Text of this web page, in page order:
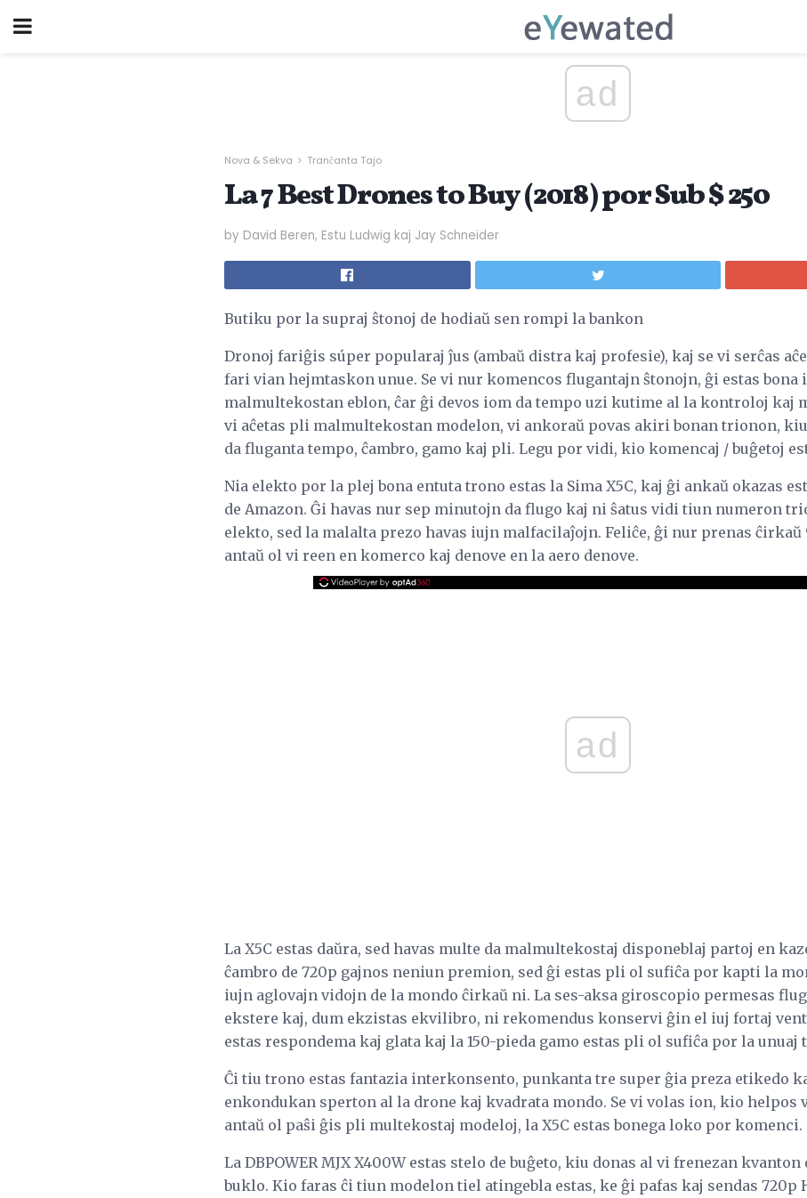
ad
Nova & Sekva Tranĉanta Tajo
La 7 Best Drones to Buy (2018) por Sub $ 250
by David Beren, Estu Ludwig kaj Jay Schneider
Butiku por la supraj ŝtonoj de hodiaŭ sen rompi la bankon
Dronoj fariĝis súper popularaj ĵus (ambaŭ distra kaj profesie), kaj se vi serĉas
fari vian hejmtaskon unue. Se vi nur komencos flugantajn ŝtonojn, ĝi estas bona
malmultekostan eblon, ĉar ĝi devos iom da tempo uzi kutime al la kontroloj kaj
vi aĉetas pli malmultekostan modelon, vi ankoraŭ povas akiri bonan trionon,
da fluganta tempo, ĉambro, gamo kaj pli. Legu por vidi, kio komencaj / buĝetoj
Nia elekto por la plej bona entuta trono estas la Sima X5C, kaj ĝi ankaŭ okazas
de Amazon. Ĝi havas nur sep minutojn da flugo kaj ni ŝatus vidi tiun numeron
elekto, sed la malalta prezo havas iujn malfacilaĵojn. Feliĉe, ĝi nur prenas
antaŭ ol vi reen en komerco kaj denove en la aero denove.
ad
La X5C estas daŭra, sed havas multe da malmultekostaj disponeblaj partoj en
ĉambro de 720p gajnos neniun premion, sed ĝi estas pli ol sufiĉa por kapti la
iujn aglovajn vidojn de la mondo ĉirkaŭ ni. La ses-aksa giroscopio permesas
ekstere kaj, dum ekzistas ekvilibro, ni rekomendus konservi ĝin el iuj fortaj
estas respondema kaj glata kaj la 150-pieda gamo estas pli ol sufiĉa por la unuaj
Ĉi tiu trono estas fantazia interkonsento, punkanta tre super ĝia preza etikedo
enkondukan sperton al la drone kaj kvadrata mondo. Se vi volas ion, kio
antaŭ ol paŝi ĝis pli multekostaj modeloj, la X5C estas bonega loko por komenci.
La DBPOWER MJX X400W estas stelo de buĝeto, kiu donas al vi frenezan
buklo. Kio faras ĉi tiun modelon tiel atingebla estas, ke ĝi pafas kaj sendas 720p